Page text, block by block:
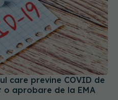
care previne COVID de
o aprobare de la EMA